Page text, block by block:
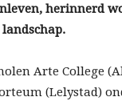
herinnerd
Arte College
(Lelystad)